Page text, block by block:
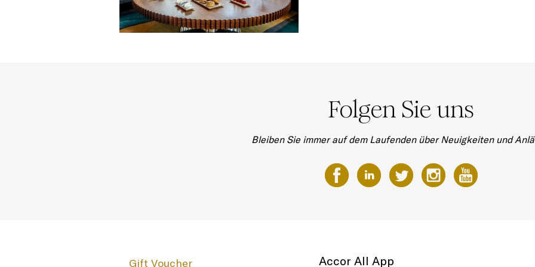
Folgen Sie uns
Bleiben Sie immer auf dem Laufenden über Neuigkeiten und
Gift Voucher Accor All App